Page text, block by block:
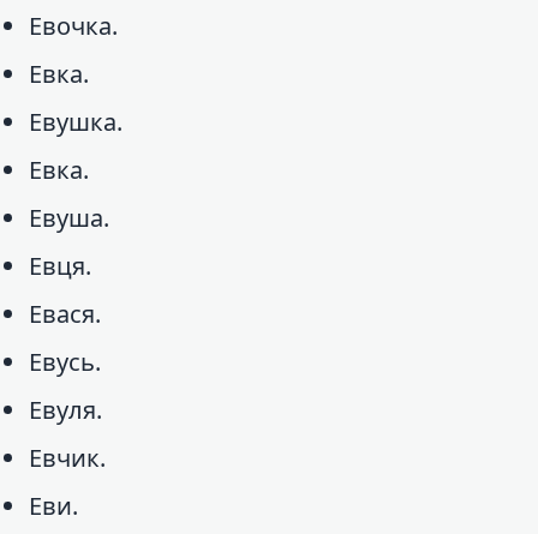
Евочка.
Евка.
Евушка.
Евка.
Евуша.
Евця.
Евася.
Евусь.
Евуля.
Евчик.
Еви.